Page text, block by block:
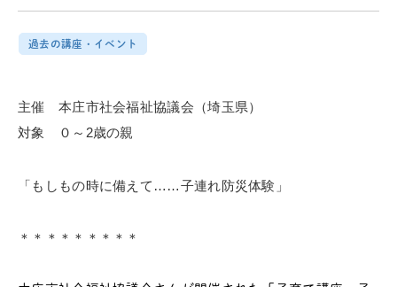
お問い合わせ 運営団体
過去の講座・イベント
主催 本庄市社会福祉協議会（埼玉県）
対象 ０～2歳の親
「もしもの時に備えて……子連れ防災体験」
＊＊＊＊＊＊＊＊＊